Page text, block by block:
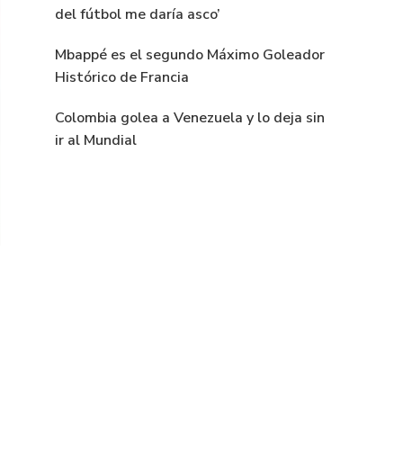
del fútbol me daría asco’
Mbappé es el segundo Máximo Goleador
Histórico de Francia
Colombia golea a Venezuela y lo deja sin
ir al Mundial